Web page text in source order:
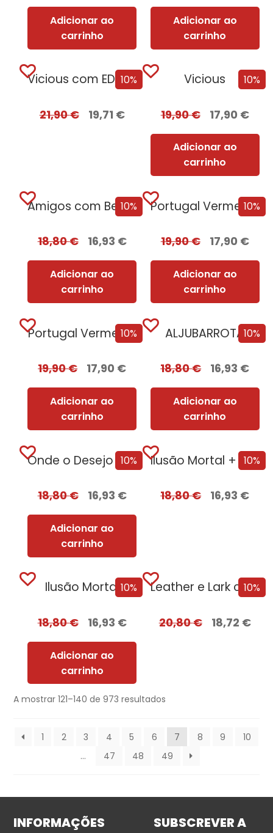
Adicionar ao
carrinho
Adicionar ao
carrinho
10%
Vicious com EDGES
21,90€ 19,71 €
10%
Vicious
19,90€ 17,90 €
Adicionar ao
carrinho
10%
Amigos com Benefícios
18,80€ 16,93 €
Adicionar ao
carrinho
10%
Portugal Vermelho + Oferta Leonor de Aquitânia
19,90€ 17,90 €
Adicionar ao
carrinho
10%
Portugal Vermelho
19,90€ 17,90 €
Adicionar ao
carrinho
10%
ALJUBARROTA
18,80€ 16,93 €
Adicionar ao
carrinho
10%
Onde o Desejo se Esconde [Nova Edição]
18,80€ 16,93 €
Adicionar ao
carrinho
10%
Ilusão Mortal + Oferta Tentação
18,80€ 16,93 €
10%
Ilusão Mortal
18,80€ 16,93 €
Adicionar ao
carrinho
10%
Leather e Lark com EDGES
20,80€ 18,72 €
A mostrar 121–140 de 973 resultados
1 2 3 4 5 6 7 8 9
10
…
47 48 49
INFORMAÇÕES
SUBSCREVER A